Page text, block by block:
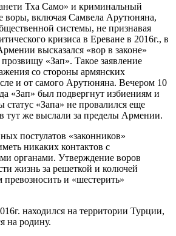
Тха Само» и криминальный
воры, включая Самвела Арутюняна,
системы, не признавая
кризиса в Ереване в 2016г., в
высказался «вор в законе»
«Зап». Такое заявление
со стороны армянских
и от самого Арутюняна. Вечером 10
«Зап» был подвергнут избиениям и
статус «Запа» не провалился еще
тут же выслали за пределы Армении.
постулатов «законников»
никаких контактов с
органами. Утверждение воров
жизнь за решеткой и колючей
и «шестерить»
находился на территории Турции,
на родину.